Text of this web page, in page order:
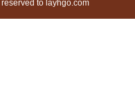
to layhgo.com